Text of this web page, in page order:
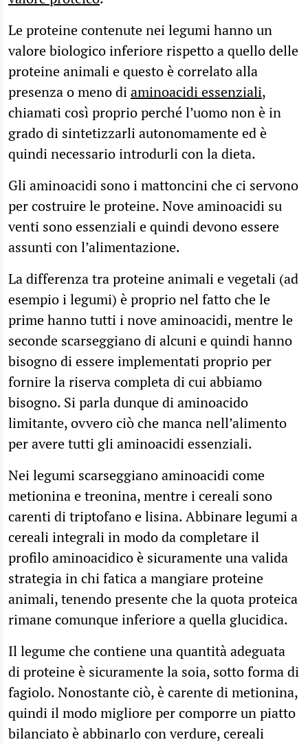
Le proteine contenute nei legumi hanno un
valore biologico inferiore rispetto a quello delle
proteine animali e questo è correlato alla
presenza o meno diaminoacidi essenziali,
chiamati così proprio perché l’uomo non è in
grado di sintetizzarli autonomamente ed è
quindi necessario introdurli con la dieta.
Gli aminoacidi sono i mattoncini che ci servono
per costruire le proteine. Nove aminoacidi su
venti sono essenziali e quindi devono essere
assunti con l’alimentazione.
La differenza tra proteine animali e vegetali (ad
esempio i legumi) è proprio nel fatto che le
prime hanno tutti i nove aminoacidi, mentre le
seconde scarseggiano di alcuni e quindi hanno
bisogno di essere implementati proprio per
fornire la riserva completa di cui abbiamo
bisogno. Si parla dunque di aminoacido
limitante, ovvero ciò che manca nell’alimento
per avere tutti gli aminoacidi essenziali.
Nei legumi scarseggiano aminoacidi come
metionina e treonina, mentre i cereali sono
carenti di triptofano e lisina. Abbinare legumi a
cereali integrali in modo da completare il
profilo aminoacidico è sicuramente una valida
strategia in chi fatica a mangiare proteine
animali, tenendo presente che la quota proteica
rimane comunque inferiore a quella glucidica.
Il legume che contiene una quantità adeguata
di proteine è sicuramente la soia, sotto forma di
fagiolo. Nonostante ciò, è carente di metionina,
quindi il modo migliore per comporre un piatto
bilanciato è abbinarlo con verdure, cereali